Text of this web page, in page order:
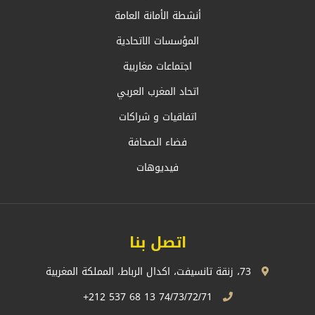
أنشطة الأمانة العامة
المؤسسات الاتحادية
اجتماعات مغاربية
اتحاد المغرب العربي
اتفاقيات و شراكات
فضاء الصحافة
فيديوهات
اتصل بنا